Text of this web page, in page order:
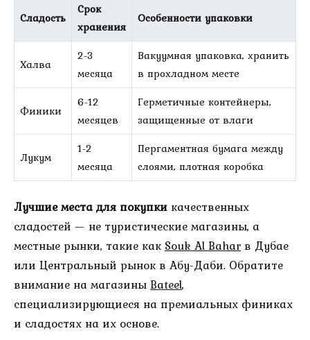
Сладость
Срок
хранения
Особенности упаковки
Халва
2-3
месяца
Вакуумная упаковка, хранить
в прохладном месте
Финики
6-12
месяцев
Герметичные контейнеры,
защищенные от влаги
Лукум
1-2
месяца
Пергаментная бумага между
слоями, плотная коробка
Лучшие места для покупки качественных
сладостей — не туристические магазины, а
местные рынки, такие какSouk Al Baharв Дубае
или Центральный рынок в Абу-Даби. Обратите
внимание на магазиныBateel,
специализирующиеся на премиальных финиках
и сладостях на их основе.